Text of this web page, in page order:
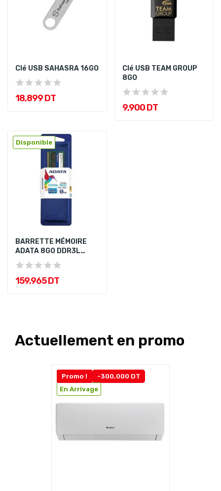
Clé USB SAHASRA 16GO
18,899 DT
Clé USB TEAM GROUP
8GO
9,900 DT
Disponible
BARRETTE MÉMOIRE
ADATA 8GO DDR3L
POUR PC PORTABLE
159,965 DT
Actuellement en promo
Promo !
-300,000 DT
En Arrivage